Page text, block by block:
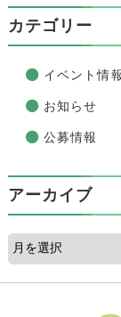
カテゴリー
イベント情
お知らせ
公募情報
アーカイブ